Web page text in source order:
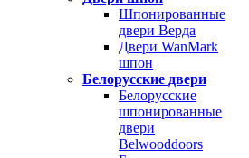
Шпонированные
двери Верда
Двери WanMark
шпон
Белорусские двери
Белорусские
шпонированные
двери
Belwooddoors